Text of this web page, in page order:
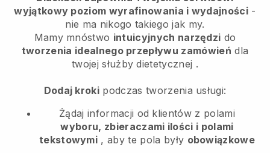
wyjątkowy poziom wyrafinowania i wydajności -
nie ma nikogo takiego jak my.
Mamy mnóstwo intuicyjnych narzędzi do
tworzenia idealnego przepływu zamówień dla
twojej służby dietetycznej .
Dodaj kroki podczas tworzenia usługi:
Żądaj informacji od klientów z polami
wyboru, zbieraczami ilości i polami
tekstowymi , aby te pola były obowiązkowe